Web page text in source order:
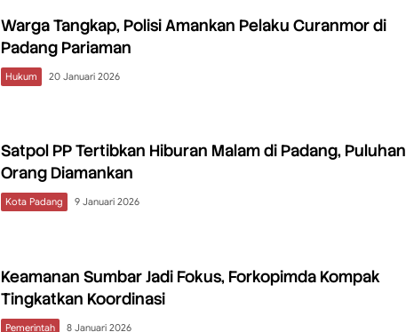
Warga Tangkap, Polisi Amankan Pelaku Curanmor di
Padang Pariaman
Hukum 20 Januari 2026
Satpol PP Tertibkan Hiburan Malam di Padang, Puluhan
Orang Diamankan
Kota Padang 9 Januari 2026
Keamanan Sumbar Jadi Fokus, Forkopimda Kompak
Tingkatkan Koordinasi
Pemerintah 8 Januari 2026